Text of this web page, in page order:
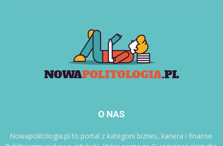
O NAS
Nowapolitologia.pl to portal z kategorii biznes, kariera i finanse.